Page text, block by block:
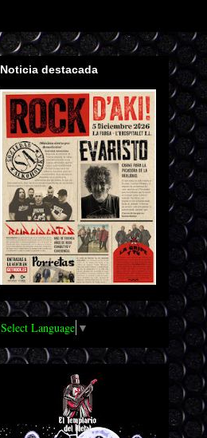
Noticia destacada
Select Language ▼